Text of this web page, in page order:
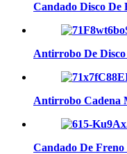
Candado Disco De
Antirrobo De
Antirrobo Cadena
Candado De